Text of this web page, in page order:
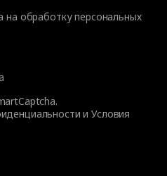
на обработку персональных
иУсловия